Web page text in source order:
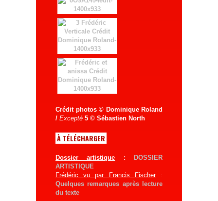
Crédit photos © Dominique Roland
/ Excepté 5 © Sébastien North
À TÉLÉCHARGER
Dossier artistique :
DOSSIER
ARTISTIQUE
Frédéric vu par Francis Fischer:
Quelques remarques après lecture
du texte